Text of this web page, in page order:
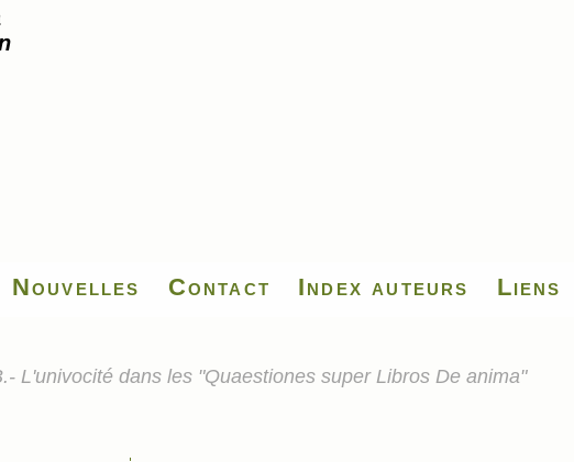
Nouvelles Contact Index auteurs Liens
L'univocité dans les "Quaestiones super Libros De anima"